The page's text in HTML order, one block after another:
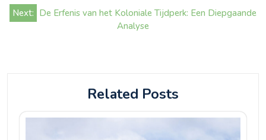
Next: De Erfenis van het Koloniale Tijdperk: Een Diepgaande
Analyse
Related Posts